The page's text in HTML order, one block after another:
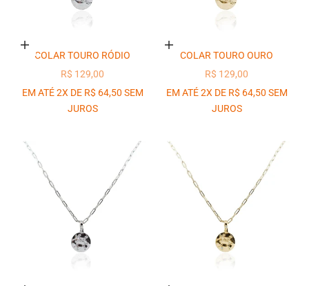
Adicionar ao carrinho
COLAR TOURO RÓDIO
PREÇO PROMOCIONAL
R$ 129,00
EM ATÉ 2X DE R$ 64,50 SEM
JUROS
Adicionar ao carrinho
COLAR TOURO OURO
PREÇO PROMOCIONAL
R$ 129,00
EM ATÉ 2X DE R$ 64,50 SEM
JUROS